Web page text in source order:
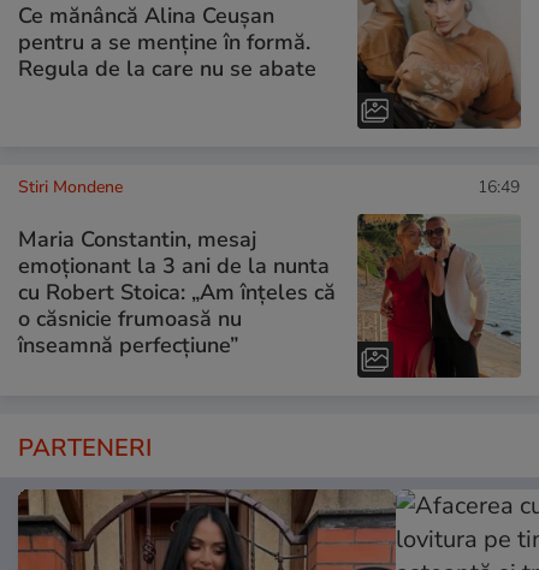
Ce mănâncă Alina Ceușan
pentru a se menține în formă.
Regula de la care nu se abate
Stiri Mondene 16:49
Maria Constantin, mesaj
emoționant la 3 ani de la nunta
cu Robert Stoica: „Am înțeles că
o căsnicie frumoasă nu
înseamnă perfecțiune”
PARTENERI